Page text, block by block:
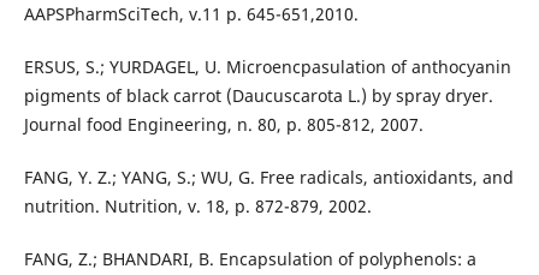
AAPSPharmSciTech, v.11 p. 645-651,2010.
ERSUS, S.; YURDAGEL, U. Microencpasulation of anthocyanin
pigments of black carrot (Daucuscarota L.) by spray dryer.
Journal food Engineering, n. 80, p. 805-812, 2007.
FANG, Y. Z.; YANG, S.; WU, G. Free radicals, antioxidants, and
nutrition. Nutrition, v. 18, p. 872-879, 2002.
FANG, Z.; BHANDARI, B. Encapsulation of polyphenols: a